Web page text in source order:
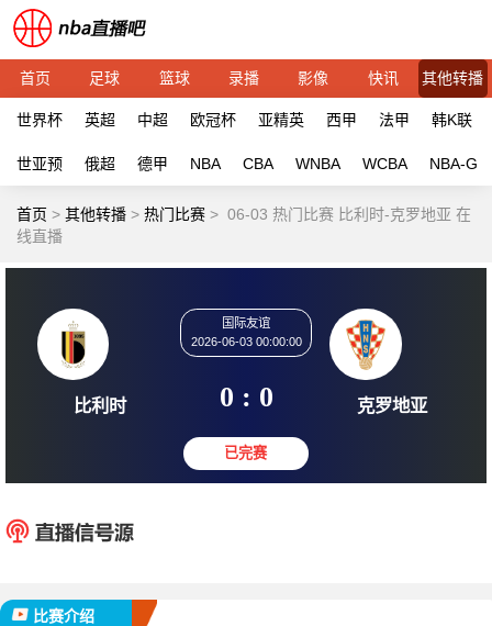
首页 足球 篮球 录播 影像 快讯 其他转播
世界杯 英超 中超 欧冠杯 亚精英 西甲 法甲 韩K联
世亚预 俄超 德甲 NBA CBA WNBA WCBA NBA-G
首页 > 其他转播 > 热门比赛 > 06-03 热门比赛 比利时-克罗地亚 在
线直播
国际友谊
2026-06-03 00:00:00
0 : 0
比赛介绍